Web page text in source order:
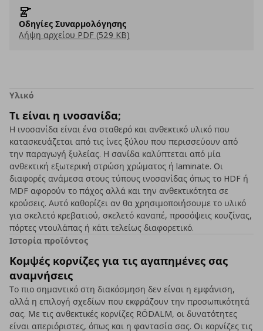
Οδηγίες Συναρμολόγησης
Λήψη αρχείου PDF (529 KB)
Υλικό
Τι είναι η ινοσανίδα;
Η ινοσανίδα είναι ένα σταθερό και ανθεκτικό υλικό που
κατασκευάζεται από τις ίνες ξύλου που περισσεύουν από
την παραγωγή ξυλείας. Η σανίδα καλύπτεται από μία
ανθεκτική εξωτερική στρώση χρώματος ή laminate. Οι
διαφορές ανάμεσα στους τύπους ινοσανίδας όπως το HDF ή
MDF αφορούν το πάχος αλλά και την ανθεκτικότητα σε
κρούσεις. Αυτό καθορίζει αν θα χρησιμοποιήσουμε το υλικό
για σκελετό κρεβατιού, σκελετό καναπέ, προσόψεις κουζίνας,
πόρτες ντουλάπας ή κάτι τελείως διαφορετικό.
Ιστορία προϊόντος
Κομψές κορνίζες για τις αγαπημένες σας
αναμνήσεις
Το πιο σημαντικό στη διακόσμηση δεν είναι η εμφάνιση,
αλλά η επιλογή σχεδίων που εκφράζουν την προσωπικότητά
σας. Με τις ανθεκτικές κορνίζες RÖDALM, οι δυνατότητες
είναι απεριόριστες, όπως και η φαντασία σας. Οι κορνίζες τις